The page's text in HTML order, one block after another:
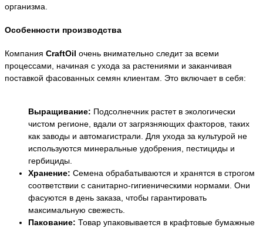
организма.
Особенности производства
Компания CraftOil очень внимательно следит за всеми
процессами, начиная с ухода за растениями и заканчивая
поставкой фасованных семян клиентам. Это включает в себя:
Выращивание: Подсолнечник растет в экологически
чистом регионе, вдали от загрязняющих факторов, таких
как заводы и автомагистрали. Для ухода за культурой не
используются минеральные удобрения, пестициды и
гербициды.
Хранение: Семена обрабатываются и хранятся в строгом
соответствии с санитарно-гигиеническими нормами. Они
фасуются в день заказа, чтобы гарантировать
максимальную свежесть.
Пакование: Товар упаковывается в крафтовые бумажные